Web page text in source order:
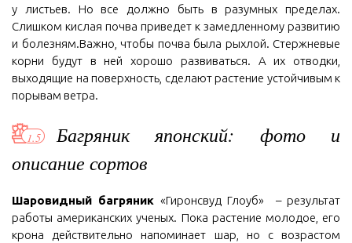
у листьев. Но все должно быть в разумных пределах.
Слишком кислая почва приведет к замедленному развитию
и болезням.Важно, чтобы почва была рыхлой. Стержневые
корни будут в ней хорошо развиваться. А их отводки,
выходящие на поверхность, сделают растение устойчивым к
порывам ветра.
Багряник японский: фото и
описание сортов
Шаровидный багряник «Гиронсвуд Глоуб» – результат
работы американских ученых. Пока растение молодое, его
крона действительно напоминает шар, но с возрастом